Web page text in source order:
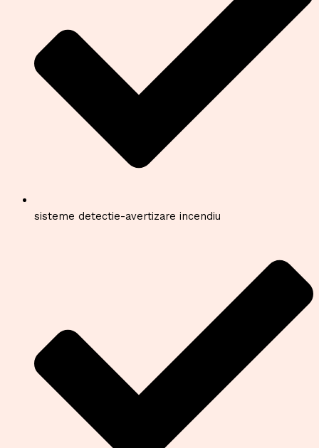
sisteme detectie-avertizare incendiu